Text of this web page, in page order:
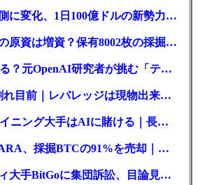
仮想通貨ETFの裏側に変化、1日100億ドルの新勢力がSEC登録
ビットコイン購入の原資は増資？保有8002枚の採掘企業の実態とは
思考をAIに直接送る？元OpenAI研究者が挑む「テレパシー」開発とは
リップル、1ドル割れ目前｜レバレッジは現物出来高の6倍超
赤字転落のBTCマイニング大手はAIに賭ける｜長期負債17.8億ドル
マイニング大手MARA、採掘BTCの91%を売却｜純損失6億ドル
仮想通貨カストディ大手BitGoに集団訴訟、目論見書が争点に